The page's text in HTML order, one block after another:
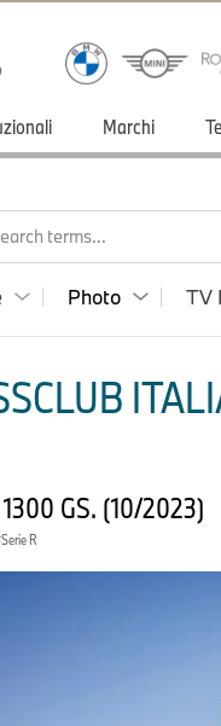
Marchi
terms...
Photo TV
GS. (10/2023)
Serie R